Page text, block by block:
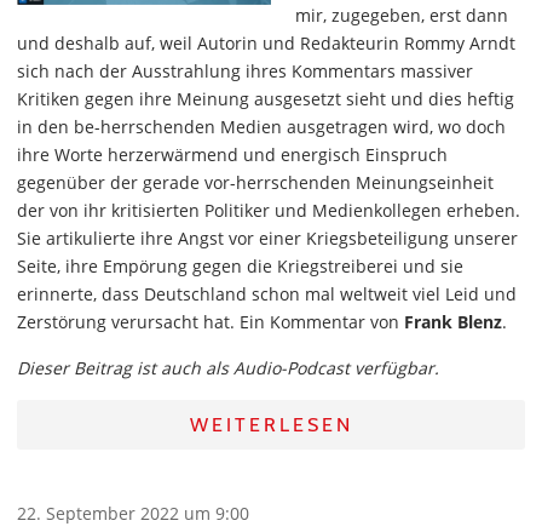
mir, zugegeben, erst dann
und deshalb auf, weil Autorin und Redakteurin Rommy Arndt
sich nach der Ausstrahlung ihres Kommentars massiver
Kritiken gegen ihre Meinung ausgesetzt sieht und dies heftig
in den be-herrschenden Medien ausgetragen wird, wo doch
ihre Worte herzerwärmend und energisch Einspruch
gegenüber der gerade vor-herrschenden Meinungseinheit
der von ihr kritisierten Politiker und Medienkollegen erheben.
Sie artikulierte ihre Angst vor einer Kriegsbeteiligung unserer
Seite, ihre Empörung gegen die Kriegstreiberei und sie
erinnerte, dass Deutschland schon mal weltweit viel Leid und
Zerstörung verursacht hat. Ein Kommentar von Frank Blenz.
Dieser Beitrag ist auch als Audio-Podcast verfügbar.
WEITERLESEN
22. September 2022 um 9:00